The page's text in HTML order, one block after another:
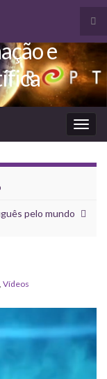
e
pelo mundo
, Vídeos